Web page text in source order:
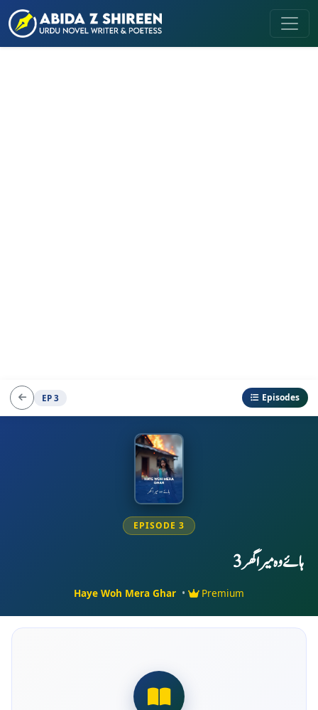
EP 3 Episodes
EPISODE 3
ہائے وہ میرا گھر 3
Haye Woh Mera Ghar • Premium